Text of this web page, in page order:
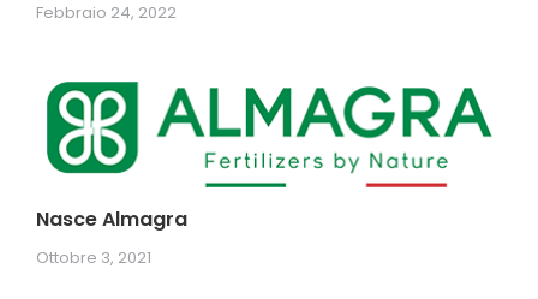
Febbraio 24, 2022
Nasce Almagra
Ottobre 3, 2021